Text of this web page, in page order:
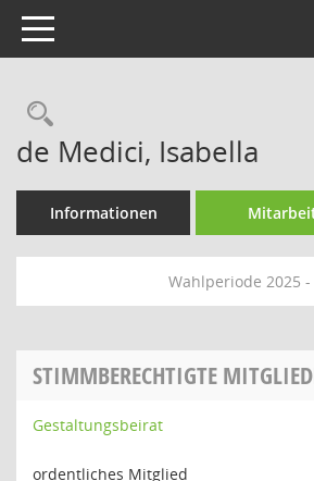
Toggle navigation
Rechercheauswahl
de Medici, Isabella
Informationen
Wahlperiode 2025 -
STIMMBERECHTIGTE
Gestaltungsbeirat
ordentliches Mitglied